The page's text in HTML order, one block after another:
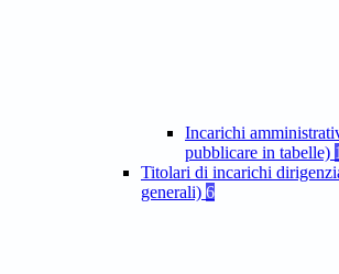
Incarichi
pubblicare in tabelle) 1
Titolari di incarichi
generali) 6